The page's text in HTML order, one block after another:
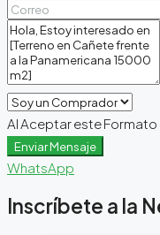
Al Aceptar este
Enviar Mensaje
WhatsApp
Inscríbete a la